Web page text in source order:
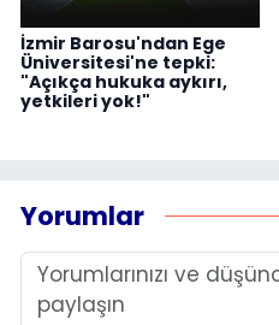
İzmir Barosu'ndan Ege
Üniversitesi'ne tepki:
"Açıkça hukuka aykırı,
yetkileri yok!"
Yorumlar